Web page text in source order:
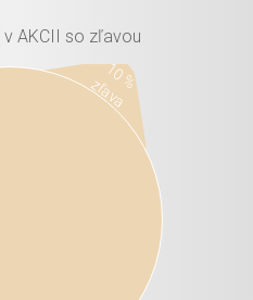
AKCII so zľavou
10 %
zľava